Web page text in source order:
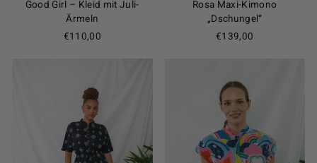
Good Girl – Kleid mit Juli-
Ärmeln
€110,00
Rosa Maxi-Kimono
„Dschungel“
€139,00